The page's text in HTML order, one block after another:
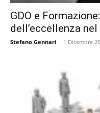
GDO e
dell’eccellenza
Stefano Gennari - 1 Dicembre